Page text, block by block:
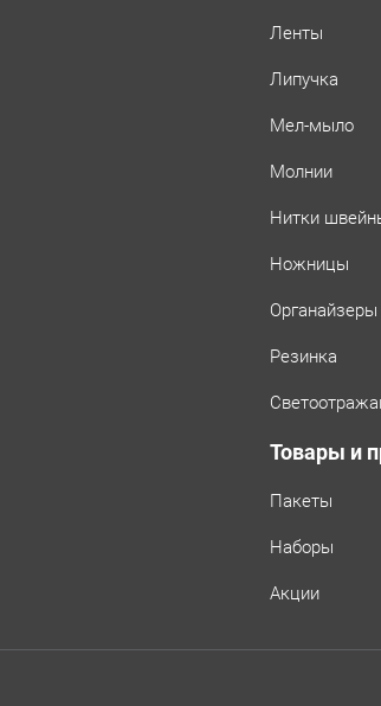
Ленты
Липучка
Мел-мыло
Молнии
Нитки
Ножницы
Органайзеры
Резинка
Товары и
Пакеты
Наборы
Акции